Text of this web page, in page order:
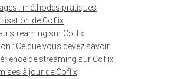
: méthodes pratiques
de Coflix
streaming sur Coflix
: Ce que vous devez savoir
de streaming sur Coflix
à jour de Coflix